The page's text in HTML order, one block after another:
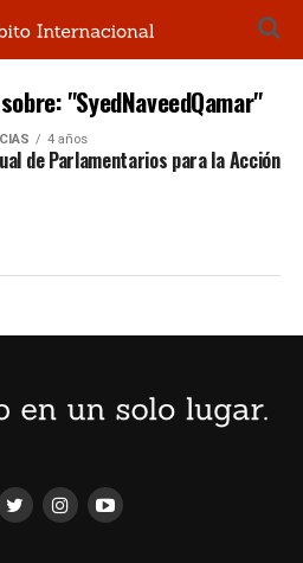
"SyedNaveedQamar"
4 años
de Parlamentarios para la Acción